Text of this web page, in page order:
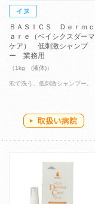
ＢＡＳＩＣＳ Ｄｅｒｍｃ
ａｒｅ（ベイシクスダーマ
ケア） 低刺激シャンプ
ー 業務用
（1kg (液体)）
泡で洗う、低刺激シャンプー。